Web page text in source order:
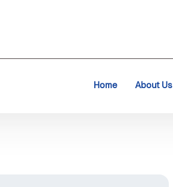
Home About Us